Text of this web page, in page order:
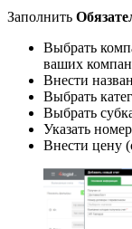
Заполнить
Выбрать
ваших
Внести
Выбрать
Выбрать
Указать
Внести цену